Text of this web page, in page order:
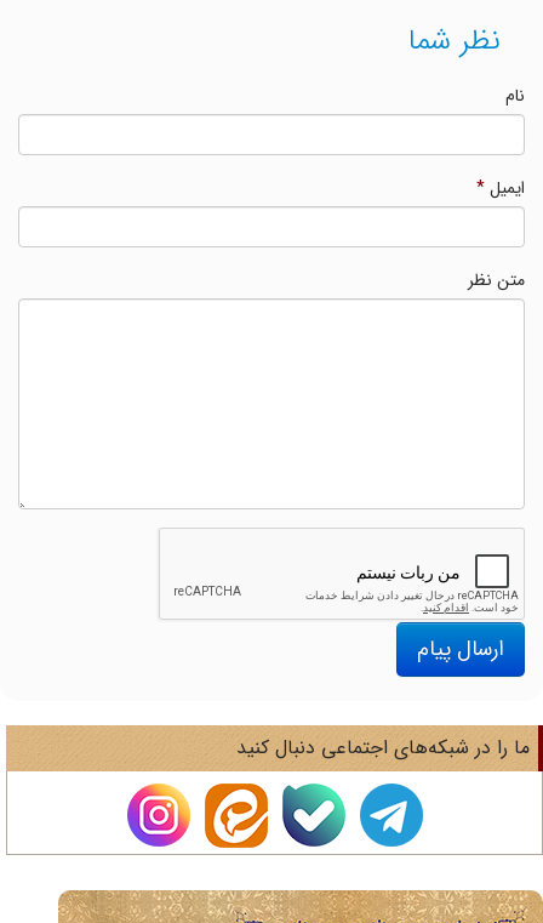
نظر شما
ایمیل*
متن نظر
ارسال پیام
را در شبکه‌های اجتماعی دنبال کنید